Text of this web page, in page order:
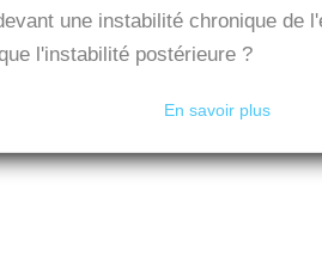
une instabilité chronique de
l'instabilité postérieure ?
En savoir plus